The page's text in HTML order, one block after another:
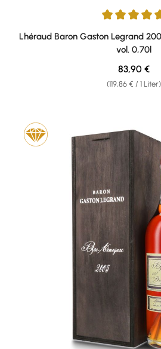
Durchschnittliche Bewertung von 5
Lhéraud Baron Gaston Legrand
vol. 0,70l
(119,86 € / 1 Liter)
Regulärer
83,90 €